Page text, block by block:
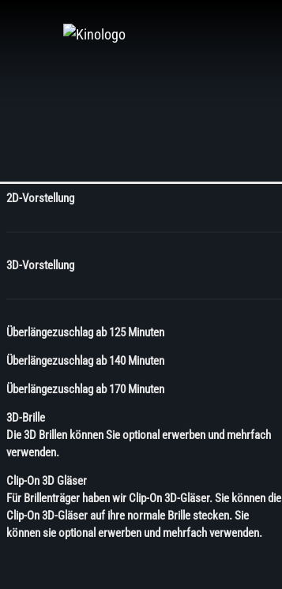
2D-Vorstellung
3D-Vorstellung
Überlängezuschlag ab 125 Minuten
Überlängezuschlag ab 140 Minuten
Überlängezuschlag ab 170 Minuten
3D-Brille
Die 3D Brillen können Sie optional erwerben und mehrfach
verwenden.
Clip-On 3D Gläser
Für Brillenträger haben wir Clip-On 3D-Gläser. Sie können die
Clip-On 3D-Gläser auf ihre normale Brille stecken. Sie
können sie optional erwerben und mehrfach verwenden.